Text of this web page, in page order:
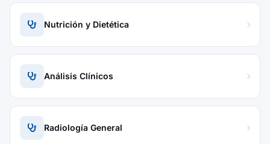
Nutrición y Dietética
Análisis Clínicos
Radiología General